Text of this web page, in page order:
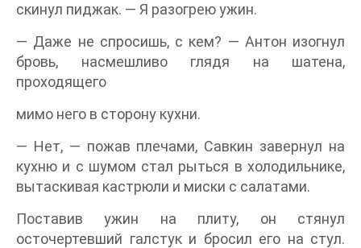
скинул пиджак. — Я разогрею ужин.
— Даже не спросишь, с кем? — Антон изогнул
бровь, насмешливо глядя на шатена,
проходящего
мимо него в сторону кухни.
— Нет, — пожав плечами, Савкин завернул на
кухню и с шумом стал рыться в холодильнике,
вытаскивая кастрюли и миски с салатами.
Поставив ужин на плиту, он стянул
осточертевший галстук и бросил его на стул.